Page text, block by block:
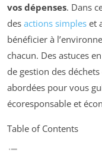
vos dépenses. Dans
des actions simples et
bénéficier à
chacun. Des astuces
de gestion des
abordées pour vous
écoresponsable et
Table of Contents